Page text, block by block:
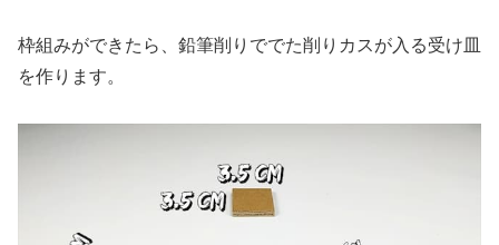
枠組みができたら、鉛筆削りででた削りカスが入る受け皿
を作ります。